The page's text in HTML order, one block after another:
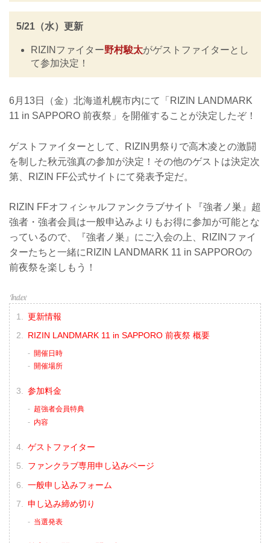
5/21（水）更新
RIZINファイター野村駿太がゲストファイターとし
て参加決定！
6月13日（金）北海道札幌市内にて「RIZIN LANDMARK
11 in SAPPORO 前夜祭」を開催することが決定したぞ！
ゲストファイターとして、RIZIN男祭りで高木凌との激闘
を制した秋元強真の参加が決定！その他のゲストは決定次
第、RIZIN FF公式サイトにて発表予定だ。
RIZIN FFオフィシャルファンクラブサイト『強者ノ巣』超
強者・強者会員は一般申込みよりもお得に参加が可能とな
っているので、『強者ノ巣』にご入会の上、RIZINファイ
ターたちと一緒にRIZIN LANDMARK 11 in SAPPOROの
前夜祭を楽しもう！
更新情報
RIZIN LANDMARK 11 in SAPPORO 前夜祭 概要
開催日時
開催場所
参加料金
超強者会員特典
内容
ゲストファイター
ファンクラブ専用申し込みページ
一般申し込みフォーム
申し込み締め切り
当選発表